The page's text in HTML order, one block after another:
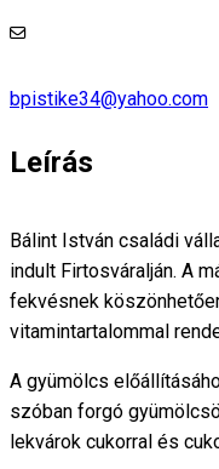
bpistike34@yahoo.com
Leírás
Bálint István családi
indult Firtosváralján. A
fekvésnek
vitamintartalommal
A gyümölcs
szóban forgó
lekvárok cukorral és